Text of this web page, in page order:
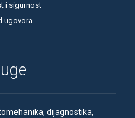
i sigurnost
ugovora
dijagnostika,